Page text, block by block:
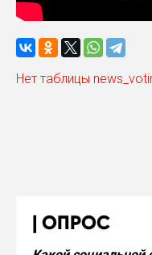
Нет таблицы
ОПРОС